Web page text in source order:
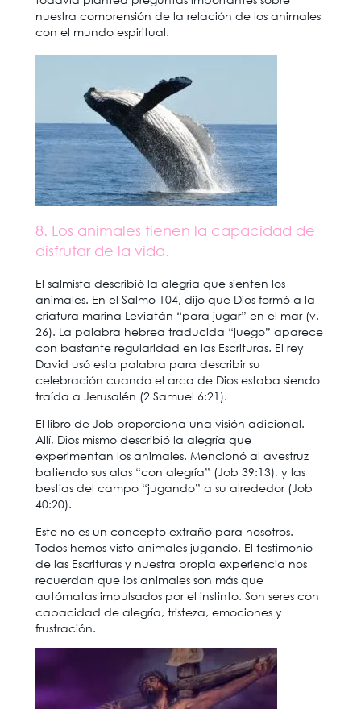
nuestra comprensión de la relación de los animales
con el mundo espiritual.
8. Los animales tienen la capacidad de
disfrutar de la vida.
El salmista describió la alegría que sienten los
animales. En el Salmo 104, dijo que Dios formó a la
criatura marina Leviatán “para jugar” en el mar (v.
26). La palabra hebrea traducida “juego” aparece
con bastante regularidad en las Escrituras. El rey
David usó esta palabra para describir su
celebración cuando el arca de Dios estaba siendo
traída a Jerusalén (2 Samuel 6:21).
El libro de Job proporciona una visión adicional.
Allí, Dios mismo describió la alegría que
experimentan los animales. Mencionó al avestruz
batiendo sus alas “con alegría” (Job 39:13), y las
bestias del campo “jugando” a su alrededor (Job
40:20).
Este no es un concepto extraño para nosotros.
Todos hemos visto animales jugando. El testimonio
de las Escrituras y nuestra propia experiencia nos
recuerdan que los animales son más que
autómatas impulsados ​​por el instinto. Son seres con
capacidad de alegría, tristeza, emociones y
frustración.